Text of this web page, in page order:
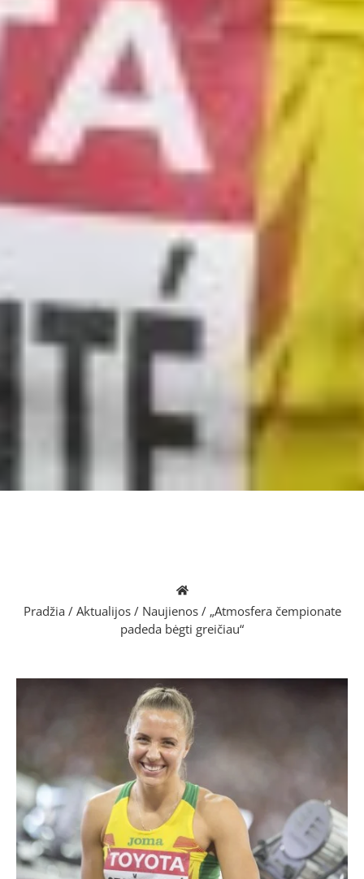
Pradžia / Aktualijos/ Naujienos/ „Atmosfera čempionate
padeda bėgti greičiau“